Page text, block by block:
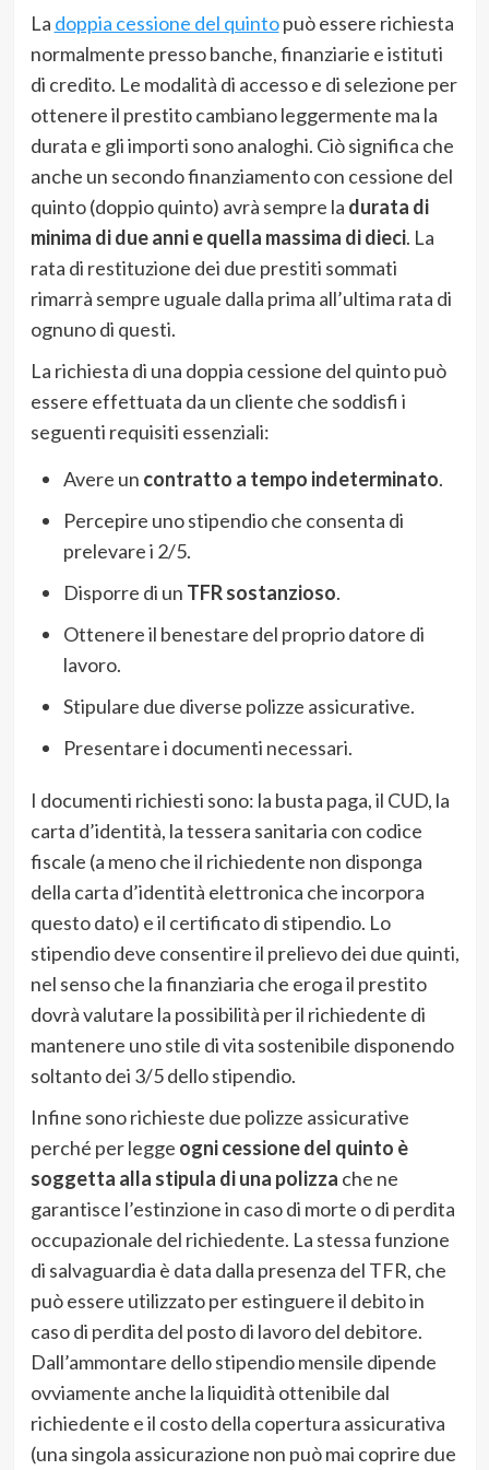
La doppia cessione del quintopuò essere richiesta
normalmente presso banche, finanziarie e istituti
di credito. Le modalità di accesso e di selezione per
ottenere il prestito cambiano leggermente ma la
durata e gli importi sono analoghi. Ciò significa che
anche un secondo finanziamento con cessione del
quinto (doppio quinto) avrà sempre la durata di
minima di due anni e quella massima di dieci. La
rata di restituzione dei due prestiti sommati
rimarrà sempre uguale dalla prima all’ultima rata di
ognuno di questi.
La richiesta di una doppia cessione del quinto può
essere effettuata da un cliente che soddisfi i
seguenti requisiti essenziali:
Avere un contratto a tempo indeterminato.
Percepire uno stipendio che consenta di
prelevare i 2/5.
Disporre di un TFR sostanzioso.
Ottenere il benestare del proprio datore di
lavoro.
Stipulare due diverse polizze assicurative.
Presentare i documenti necessari.
I documenti richiesti sono: la busta paga, il CUD, la
carta d’identità, la tessera sanitaria con codice
fiscale (a meno che il richiedente non disponga
della carta d’identità elettronica che incorpora
questo dato) e il certificato di stipendio. Lo
stipendio deve consentire il prelievo dei due quinti,
nel senso che la finanziaria che eroga il prestito
dovrà valutare la possibilità per il richiedente di
mantenere uno stile di vita sostenibile disponendo
soltanto dei 3/5 dello stipendio.
Infine sono richieste due polizze assicurative
perché per legge ogni cessione del quinto è
soggetta alla stipula di una polizza che ne
garantisce l’estinzione in caso di morte o di perdita
occupazionale del richiedente. La stessa funzione
di salvaguardia è data dalla presenza del TFR, che
può essere utilizzato per estinguere il debito in
caso di perdita del posto di lavoro del debitore.
Dall’ammontare dello stipendio mensile dipende
ovviamente anche la liquidità ottenibile dal
richiedente e il costo della copertura assicurativa
(una singola assicurazione non può mai coprire due